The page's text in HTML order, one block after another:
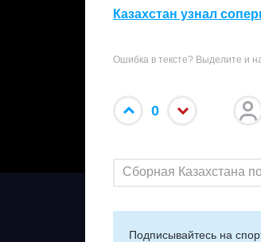
Казахстан узнал
Ошибка в тексте? Выделите и
0
Сборная Казахстана
Подписывайтесь на